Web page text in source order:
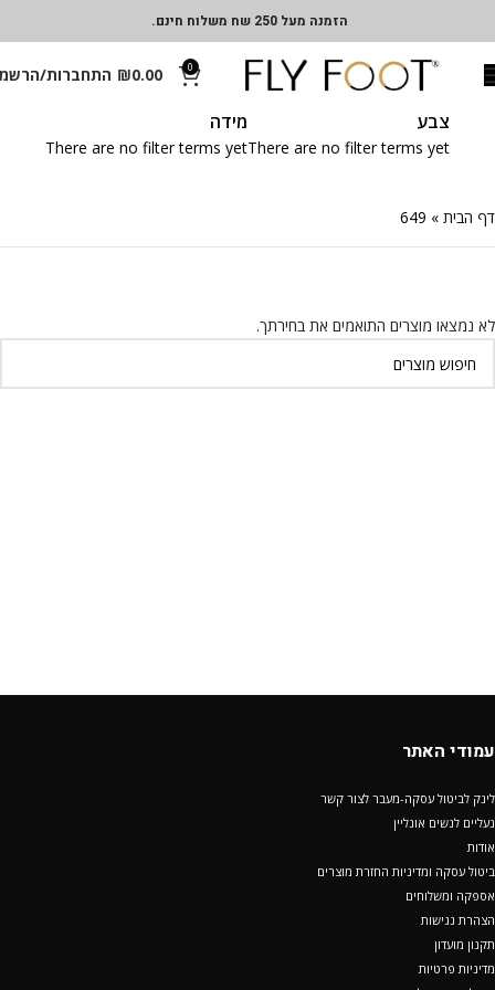
הזמנה מעל 250 שח משלוח חינם.
0
₪0.00 התחברות/
צבע
There are no filter terms yet
מידה
There are no filter terms yet
דף הבית »
649
לא נמצאו מוצרים התואמים את בחירתך.
עמודי האתר
לינק לביטול עסקה-מעבר לצור קשר
נעליים לנשים אונליין
אודות
ביטול עסקה ומדיניות החזרת מוצרים
אספקה ומשלוחים
הצהרת נגישות
תקנון מועדון
מדיניות פרטיות